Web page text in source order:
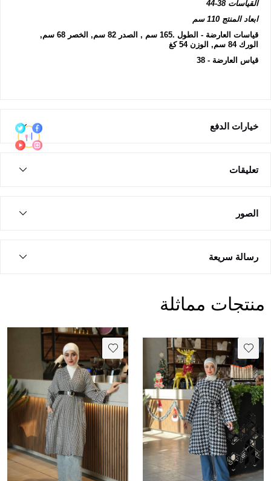
القياسات 38-44
ابعاد المنتج 110 سم
قياسات العارضة - الطول .165 سم , الصدر 82 سم, الخصر 68 سم,
الورك 84 سم, الوزن 54 كغ
قياس العارضة - 38
خيارات الدفع
تعليقات
الصور
رسالة سريعة
منتجات مماثلة